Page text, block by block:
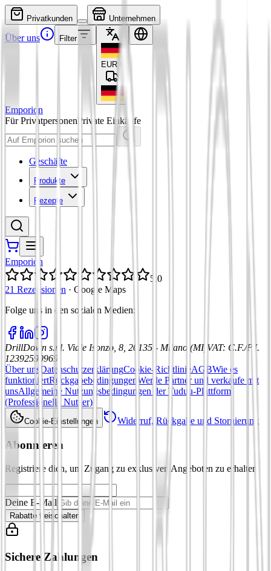
Privatkunden Unternehmen
Über uns Filter
EUR
Emporion
Für PrivatpersonenPrivate Einkäufe
Geschäfte
Produkte
Rezepte
Emporion
5,0
21 Rezensionen · Google Maps
Folge uns in den sozialen Medien:
DrillDown s.r.l. Viale Isonzo, 8, 20135 - Milano (MI) VAT: C.F./P.I.
12392590969
Über uns DatenschutzerklärungCookie-RichtlinieAGBWie es
funktioniertRückgabebedingungen Werde Partner und verkaufe mit
unsAllgemeine Nutzungsbedingungen der Tuduu-Plattform
(Professionelle Nutzer)
Cookie-Einstellungen Widerruf, Rückgabe und Stornierung
Abonnieren
Registriere dich, um Zugang zu exklusiven Angeboten zu erhalten
Deine E-Mail
Rabatte freischalten
Sichere Zahlungen